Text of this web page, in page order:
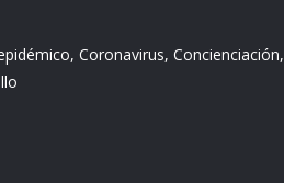
Coronavirus, Concienciación,